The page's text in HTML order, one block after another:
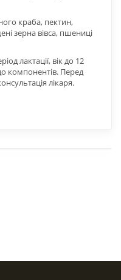
краба, пектин,
зерна вівса, пшениці
лактації, вік до 12
компонентів. Перед
лікаря.